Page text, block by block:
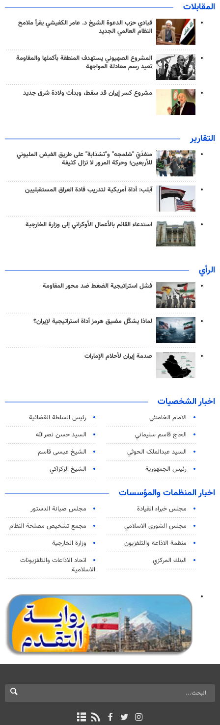
المقابلات
قيادي حزب الدعوة الشيخ د. عامر الكفيشي يقرأ ملامح
النظام العالمي الجديد
المشروع الصهيوني يستهدف المنطقة بأكملها والمقاومة
تعيد رسم معادلة المواجهة
مشروع كسر إيران قد سقط، وبدأت ولادة شرق جديد
التقارير
منفذَيّ "شلمجه" و"تشذابة" على طريق الفيض المليوني
للأربعين؛ وحركة المرور لا تزال كثيفة
آيلب: أداة أمريكية لتدريب قادة العراق المستقبليين
استدعاء القائم بالأعمال الأوكراني إلى وزارة الخارجية
الرأي
فشل استراتيجية الضغط ضد محور المقاومة
لماذا يشكّل مضيق هرمز أداة استراتيجية لإيران؟
صدمة إيران لأحلام الإمارات
اخبار الشخصيات
الامام الخامنئي
رئیس السلطة القضائیة
الحاج قاسم سليماني
السيد حسن نصرالله
السید عبدالملک الحوثي
الشيخ عيسى قاسم
رئيس الجمهورية
الشيخ الزكزاكي
اخبار المنظمات والمؤسسات
مجلس خبراء القيادة
مجلس صيانة الدستور
مجلس الشورى الاسلامي
مجمع تشخيص مصلحة النظام
منظمة الاذاعة والتلفزیون
وزارة الخارجية
البنك المركزي
اتحاد الاذاعات والتلفزيونات
الاسلامية